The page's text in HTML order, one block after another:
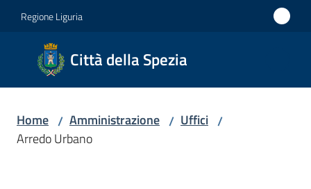
Vai al contenuto
Vai alla navigazione
Vai al footer
Regione Liguria
Città della Spezia
Città
della
Spezia
Medaglia
d'oro al
Home / Amministrazione / Uffici /
Arredo Urbano